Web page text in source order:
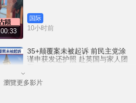
00:33
国际
10小时前
35+颠覆案未被起诉 前民主党涂
谨申获发还护照 赴英国与家人团
港闻
瀏覽更多影片